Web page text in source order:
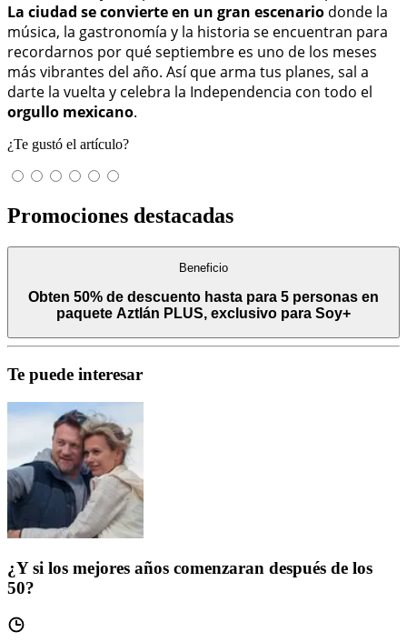
La ciudad se convierte en un gran escenario donde la
música, la gastronomía y la historia se encuentran para
recordarnos por qué septiembre es uno de los meses
más vibrantes del año. Así que arma tus planes, sal a
darte la vuelta y celebra la Independencia con todo el
orgullo mexicano.
¿Te gustó el artículo?
Promociones destacadas
Beneficio
Obten 50% de descuento hasta para 5 personas en
paquete Aztlán PLUS, exclusivo para Soy+
Te puede interesar
¿Y si los mejores años comenzaran después de los
50?